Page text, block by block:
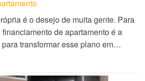
é o desejo de muita gente. Para
de apartamento é a
transformar esse plano em…